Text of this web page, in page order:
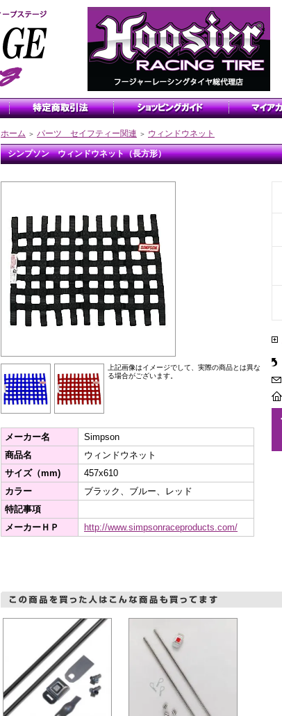
ホーム ＞ パーツ セイフティー関連 ＞ ウィンドウネット
シンプソン ウィンドウネット（長方形）
上記画像はイメージでして、実際の商品とは異な
る場合がございます。
メーカー名
Simpson
商品名
ウィンドウネット
サイズ（mm)
457x610
カラー
ブラック、ブルー、レッド
特記事項
メーカーＨＰ
http://www.simpsonraceproducts.com/